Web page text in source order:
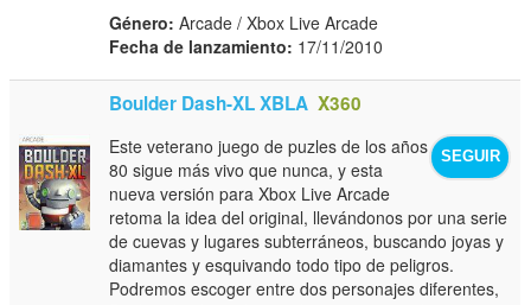
Género: Arcade / Xbox Live Arcade
Fecha de lanzamiento: 17/11/2010
Boulder Dash-XL XBLA X360
SEGUIR
Este veterano juego de puzles de los años
80 sigue más vivo que nunca, y esta
nueva versión para Xbox Live Arcade
retoma la idea del original, llevándonos por una serie
de cuevas y lugares subterráneos, buscando joyas y
diamantes y esquivando todo tipo de peligros.
Podremos escoger entre dos personajes diferentes,